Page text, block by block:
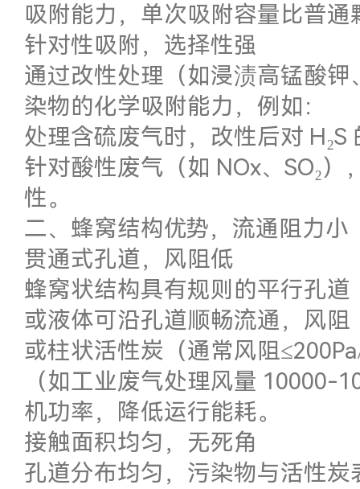
吸附能力，单次吸附容量比普
针对性吸附，选择性强
通过改性处理（如浸渍高锰酸
染物的化学吸附能力，例如：
处理含硫废气时，改性后对
针对酸性废气（如 NOx、SO₂
性。
二、蜂窝结构优势，流通阻力小
贯通式孔道，风阻低
蜂窝状结构具有规则的平行孔
或液体可沿孔道顺畅流通，风
或柱状活性炭（通常风阻
（如工业废气处理风量 10000-
机功率，降低运行能耗。
接触面积均匀，无死角
孔道分布均匀，污染物与活性